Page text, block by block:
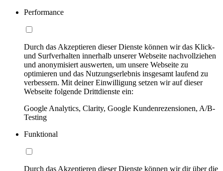
Performance
Durch das Akzeptieren dieser Dienste können wir das Klick-
und Surfverhalten innerhalb unserer Webseite nachvollziehen
und anonymisiert auswerten, um unsere Webseite zu
optimieren und das Nutzungserlebnis insgesamt laufend zu
verbessern. Mit deiner Einwilligung setzen wir auf dieser
Webseite folgende Drittdienste ein:
Google Analytics, Clarity, Google Kundenrezensionen, A/B-
Testing
Funktional
Durch das Akzeptieren dieser Dienste können wir dir über die